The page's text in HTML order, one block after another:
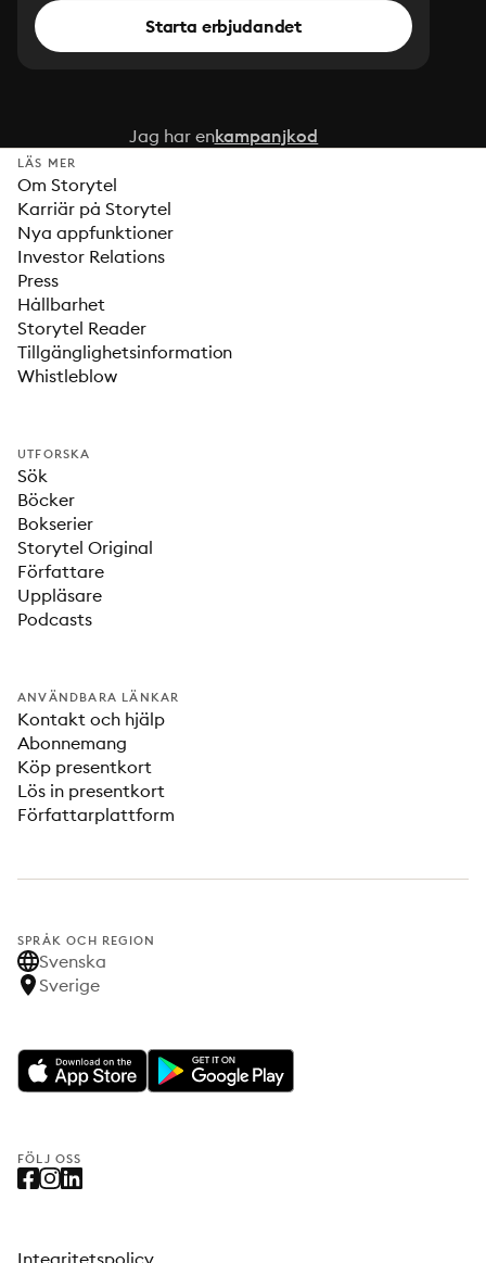
Starta erbjudandet
Jag har enkampanjkod
LÄS MER
Om Storytel
Karriär på Storytel
Nya appfunktioner
Investor Relations
Press
Hållbarhet
Storytel Reader
Tillgänglighetsinformation
Whistleblow
UTFORSKA
Sök
Böcker
Bokserier
Storytel Original
Författare
Uppläsare
Podcasts
ANVÄNDBARA LÄNKAR
Kontakt och hjälp
Abonnemang
Köp presentkort
Lös in presentkort
Författarplattform
SPRÅK OCH REGION
Svenska
Sverige
FÖLJ OSS
Integritetspolicy